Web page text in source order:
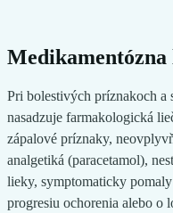
Pri bolestivých príznakoch a
nasadzuje farmakologická
zápalové príznaky,
analgetiká (paracetamol),
lieky, symptomaticky
progresiu ochorenia alebo o